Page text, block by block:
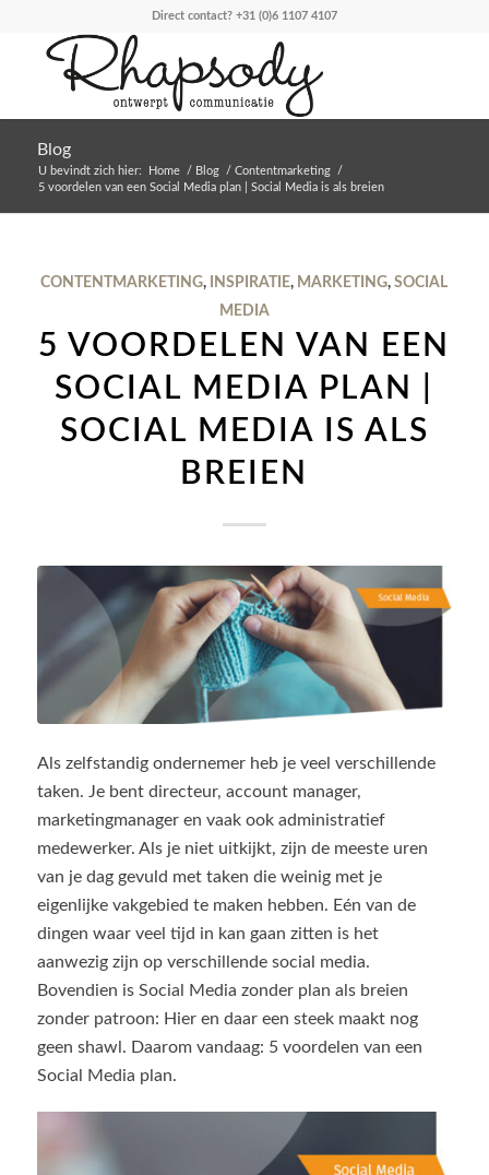
Direct contact? +31 (0)6 1107 4107
Blog
U bevindt zich hier: Home / Blog / Contentmarketing
/
5 voordelen van een Social Media plan | Social Media is als breien
CONTENTMARKETING, INSPIRATIE, MARKETING,SOCIAL
MEDIA
5 VOORDELEN VAN EEN
SOCIAL MEDIA PLAN |
SOCIAL MEDIA IS ALS
BREIEN
Als zelfstandig ondernemer heb je veel verschillende
taken. Je bent directeur, account manager,
marketingmanager en vaak ook administratief
medewerker. Als je niet uitkijkt, zijn de meeste uren
van je dag gevuld met taken die weinig met je
eigenlijke vakgebied te maken hebben. Eén van de
dingen waar veel tijd in kan gaan zitten is het
aanwezig zijn op verschillende social media.
Bovendien is Social Media zonder plan als breien
zonder patroon: Hier en daar een steek maakt nog
geen shawl. Daarom vandaag: 5 voordelen van een
Social Media plan.